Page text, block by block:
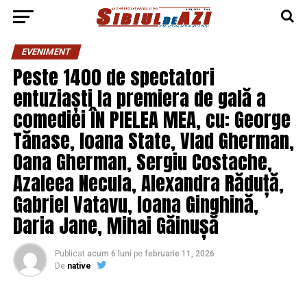
EVENIMENT
Peste 1400 de spectatori
entuziaști la premiera de gală a
comediei ÎN PIELEA MEA, cu: George
Tănase, Ioana State, Vlad Gherman,
Oana Gherman, Sergiu Costache,
Azaleea Necula, Alexandra Răduță,
Gabriel Vatavu, Ioana Ginghină,
Daria Jane, Mihai Găinușă
Publicat acum 6 luni pe februarie 11, 2026
De native